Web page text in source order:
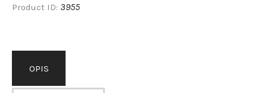
Product ID: 3955
OPIS